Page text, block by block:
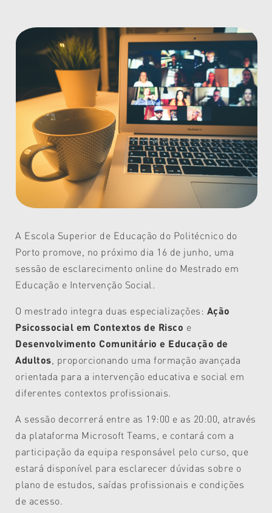
A Escola Superior de Educação do Politécnico do
Porto promove, no próximo dia 16 de junho, uma
sessão de esclarecimento online do Mestrado em
Educação e Intervenção Social.
O mestrado integra duas especializações: Ação
Psicossocial em Contextos de Risco e
Desenvolvimento Comunitário e Educação de
Adultos , proporcionando uma formação avançada
orientada para a intervenção educativa e social em
diferentes contextos profissionais.
A sessão decorrerá entre as 19:00 e as 20:00, através
da plataforma Microsoft Teams, e contará com a
participação da equipa responsável pelo curso, que
estará disponível para esclarecer dúvidas sobre o
plano de estudos, saídas profissionais e condições
de acesso.